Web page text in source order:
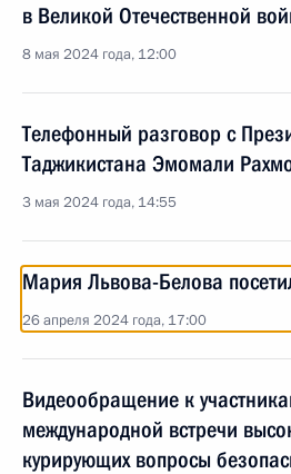
в Великой Отечественной
8 мая 2024 года, 12:00
Телефонный разговор с
Таджикистана Эмомали
3 мая 2024 года, 14:55
Мария Львова-Белова
26 апреля 2024 года, 17:00
Видеообращение к
международной встречи
курирующих вопросы